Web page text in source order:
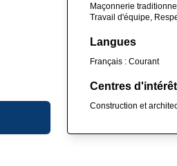
Maçonnerie
Travail d'équipe,
Langues
Français : Courant
Centres d'intérêt
Construction et